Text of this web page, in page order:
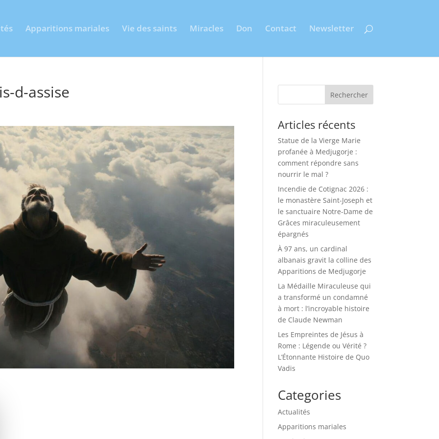
Apparitions mariales Vie des saints Miracles Don Contact Newsletter
d-assise Rechercher
Articles récents
Statue de la Vierge Marie
profanée à Medjugorje :
comment répondre sans
nourrir le mal ?
Incendie de Cotignac 2026 :
le monastère Saint-Joseph et
le sanctuaire Notre-Dame de
Grâces miraculeusement
épargnés
À 97 ans, un cardinal
albanais gravit la colline des
Apparitions de Medjugorje
La Médaille Miraculeuse qui
a transformé un condamné
à mort : l’incroyable histoire
de Claude Newman
Les Empreintes de Jésus à
Rome : Légende ou Vérité ?
L’Étonnante Histoire de Quo
Vadis
Categories
Actualités
Apparitions mariales